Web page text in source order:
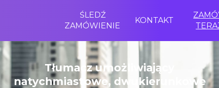
ŚLEDŹ
ZAMÓWIENIE
KONTAKT
Tłumacz umożliwiający
natychmiastowe, dwukierunkowe